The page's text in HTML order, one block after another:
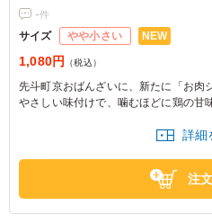
-件
サイズ やや小さい NEW
1,080円 （税込）
先斗町京おばんざいに、新たに「お肉
やさしい味付けで、噛むほどに鶏の甘
上げた佃煮風の豚と山椒のしぐれ煮を
甘辛い味付けに粒山椒の爽やかな酸味
いの京風とり照焼きは、どちらも先斗
わいに仕上げました。
定番人気の6種類のおばんざいを添え
詳細
注